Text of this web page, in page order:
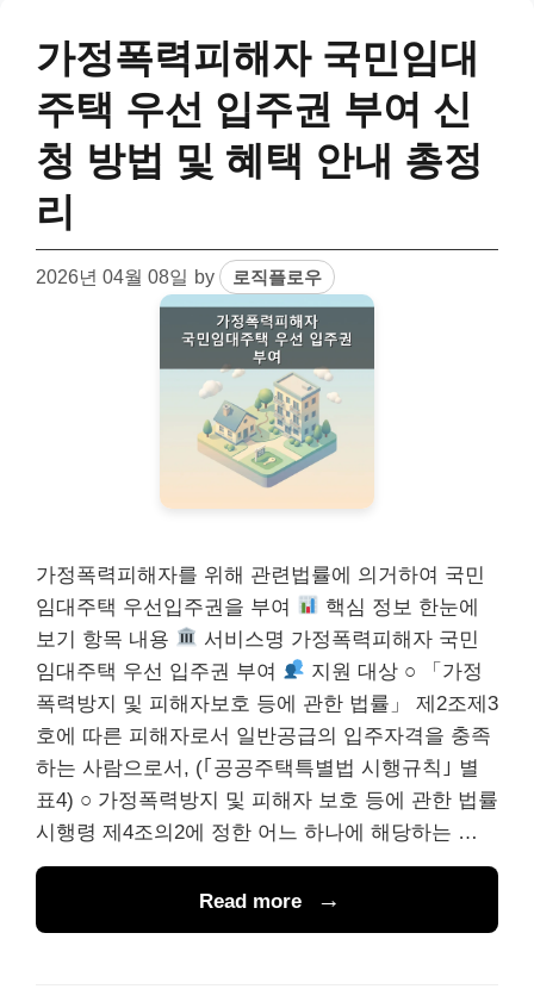
가정폭력피해자 국민임대
주택 우선 입주권 부여 신
청 방법 및 혜택 안내 총정
리
2026년 04월 08일 by 로직플로우
가정폭력피해자를 위해 관련법률에 의거하여 국민
임대주택 우선입주권을 부여
핵심 정보 한눈에
보기 항목 내용
서비스명 가정폭력피해자 국민
임대주택 우선 입주권 부여
지원 대상 ○ 「가정
폭력방지 및 피해자보호 등에 관한 법률」 제2조제3
호에 따른 피해자로서 일반공급의 입주자격을 충족
하는 사람으로서, (｢공공주택특별법 시행규칙｣ 별
표4) ○ 가정폭력방지 및 피해자 보호 등에 관한 법률
시행령 제4조의2에 정한 어느 하나에 해당하는 …
Read more